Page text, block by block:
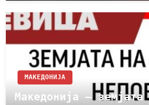
МАКЕДОНИЈА
Македонија – земјата